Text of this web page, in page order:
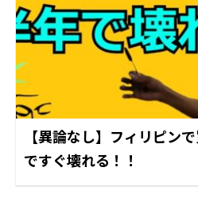
【異論なし】フィリピン
ですぐ壊れる！！